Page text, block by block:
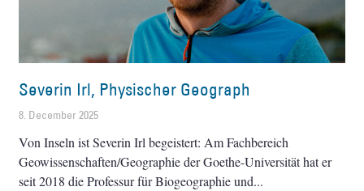
Severin Irl, Physischer Geograph
8. December 2025
Von Inseln ist Severin Irl begeistert: Am Fachbereich
Geowissenschaften/Geographie der Goethe-Universität hat er
seit 2018 die Professur für Biogeographie und